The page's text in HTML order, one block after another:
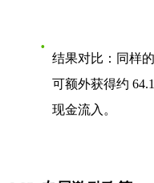
结果对比 ：同样
可额外获得约
现金流入。